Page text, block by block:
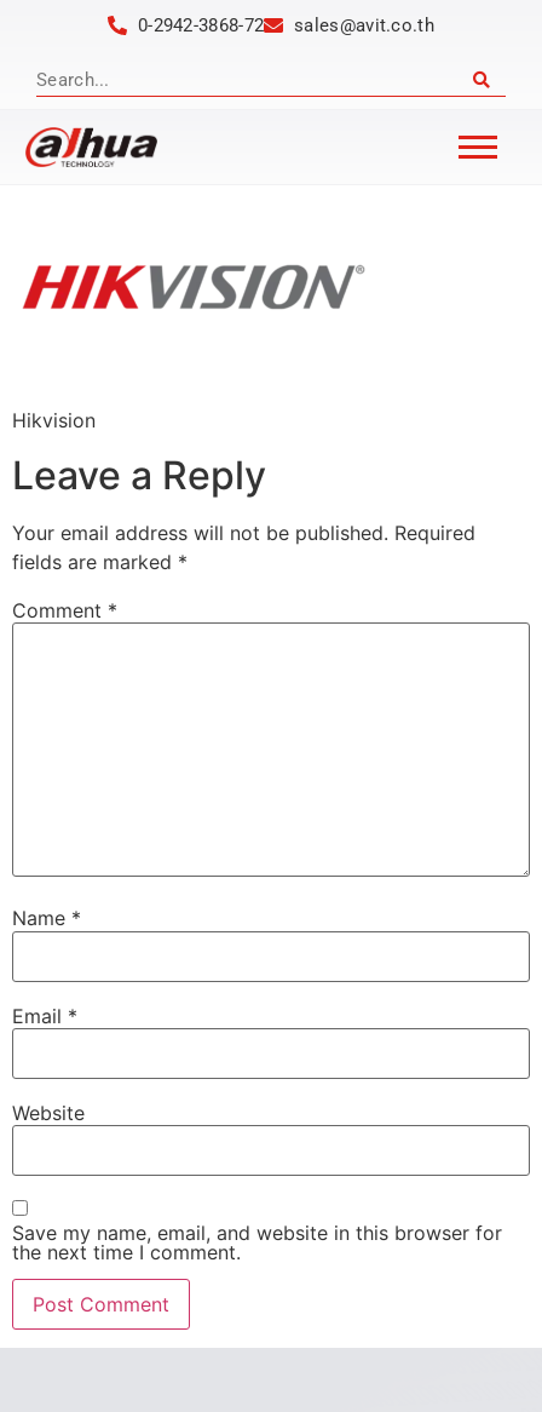
0-2942-3868-72 sales@avit.co.th
Hikvision
Leave a Reply
Your email address will not be published. Required
fields are marked *
Comment *
Name *
Email *
Website
Save my name, email, and website in this browser for
the next time I comment.